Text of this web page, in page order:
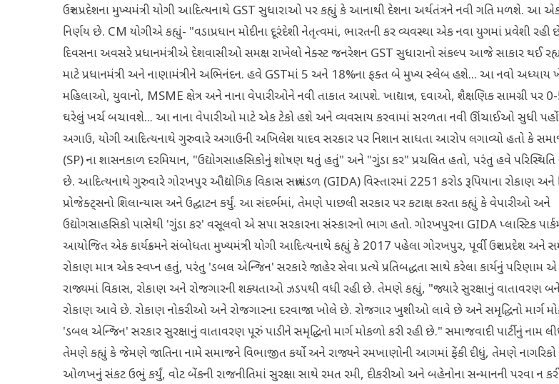
ઉત્તર પ્રદેશના મુખ્યમંત્રી યોગી આદિત્યનાથે GST સુધારાઓ પર કહ્યું કે આનાથી દેશના અર્થતંત્રને નવી ગતિ મળશે. આ
નિર્ણય છે. CM યોગીએ કહ્યું- "વડાપ્રધાન મોદીના દૂરંદેશી નેતૃત્વમાં, ભારતની કર વ્યવસ્થા એક નવા યુગમાં પ્રવેશી રહી
દિવસના અવસરે પ્રધાનમંત્રીએ દેશવાસીઓ સમક્ષ રાખેલો નેક્સ્ટ જનરેશન GST સુધારાનો સંકલ્પ આજે સાકાર થઈ
માટે પ્રધાનમંત્રી અને નાણામંત્રીને અભિનંદન. હવે GSTમાં 5 અને 18%ના ફક્ત બે મુખ્ય સ્લેબ હશે... આ નવો અધ્યાય
મહિલાઓ, યુવાનો, MSME ક્ષેત્ર અને નાના વેપારીઓને નવી તાકાત આપશે. ખાદ્યાન્ન, દવાઓ, શૈક્ષણિક સામગ્રી પર
ઘરેલું ખર્ચ બચાવશે... આ નાના વેપારીઓ માટે એક ટેકો હશે અને વ્યવસાય કરવામાં સરળતા નવી ઊંચાઈઓ સુધી
અગાઉ, યોગી આદિત્યનાથે ગુરુવારે અગાઉની અખિલેશ યાદવ સરકાર પર નિશાન સાધતા આરોપ લગાવ્યો હતો કે
(SP) ના શાસનકાળ દરમિયાન, "ઉદ્યોગસાહસિકોનું શોષણ થતું હતું" અને "ગુંડા કર" પ્રચલિત હતો, પરંતુ હવે
છે. આદિત્યનાથે ગુરુવારે ગોરખપુર ઔદ્યોગિક વિકાસ સત્તામંડળ (GIDA) વિસ્તારમાં 2251 કરોડ રૂપિયાના રોકાણ અને
પ્રોજેક્ટ્સનો શિલાન્યાસ અને ઉદ્ઘાટન કર્યું. આ સંદર્ભમાં, તેમણે પાછલી સરકાર પર કટાક્ષ કરતા કહ્યું કે વેપારીઓ અને
ઉદ્યોગસાહસિકો પાસેથી 'ગુંડા કર' વસૂલવો એ સપા સરકારના સંસ્કારનો ભાગ હતો. ગોરખપુરના GIDA પ્લાસ્ટિક
આયોજિત એક કાર્યક્રમને સંબોધતા મુખ્યમંત્રી યોગી આદિત્યનાથે કહ્યું કે 2017 પહેલા ગોરખપુર, પૂર્વી ઉત્તર પ્રદેશ અને
રોકાણ માત્ર એક સ્વપ્ન હતું, પરંતુ 'ડબલ એન્જિન' સરકારે જાહેર સેવા પ્રત્યે પ્રતિબદ્ધતા સાથે કરેલા કાર્યનું
રાજ્યમાં વિકાસ, રોકાણ અને રોજગારની શક્યતાઓ ઝડપથી વધી રહી છે. તેમણે કહ્યું, "જ્યારે સુરક્ષાનું વાતાવરણ
રોકાણ આવે છે. રોકાણ નોકરીઓ અને રોજગારના દરવાજા ખોલે છે. રોજગાર ખુશીઓ લાવે છે અને સમૃદ્ધિનો માર્ગ
'ડબલ એન્જિન' સરકાર સુરક્ષાનું વાતાવરણ પૂરું પાડીને સમૃદ્ધિનો માર્ગ મોકળો કરી રહી છે." સમાજવાદી પાર્ટીનું નામ
તેમણે કહ્યું કે જેમણે જાતિના નામે સમાજને વિભાજીત કર્યો અને રાજ્યને રમખાણોની આગમાં ફેંકી દીધું, તેમણે નાગરિકો
ઓળખનું સંકટ ઉભું કર્યું, વોટ બેંકની રાજનીતિમાં સુરક્ષા સાથે રમત રમી, દીકરીઓ અને બહેનોના સન્માનની પરવા ન